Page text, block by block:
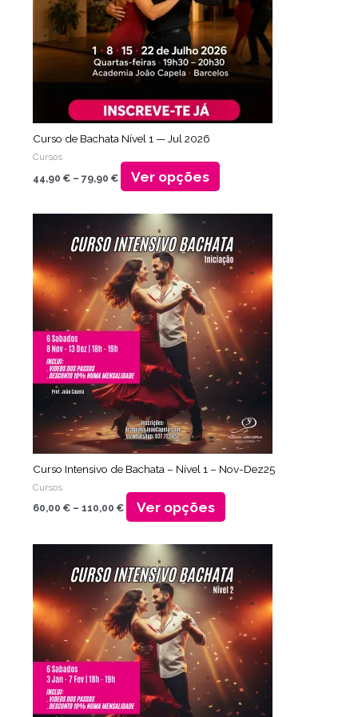
Curso de Bachata Nível 1 — Jul 2026
Cursos
44,90€ – 79,90€ Ver opções
podem
ser
escolhidas
na
do
produto
Curso Intensivo de Bachata – Nível 1 – Nov-Dez25
Cursos
60,00€ – 110,00€
Faixa
preço:
60,00 €
através
110,00 €
Ver opções
produto
tem
várias
variantes.
As
opções
podem
ser
escolhidas
página
do
produto
Faixa
preço:
60,00 €
através
110,00 €
produto
tem
várias
variantes.
As
opções
podem
ser
escolhidas